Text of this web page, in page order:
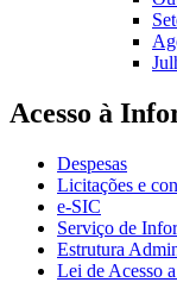
Acesso à
Despesas
Licitações e
e-SIC
Serviço de
Estrutura
Lei de Acesso